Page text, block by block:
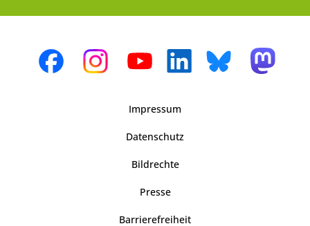
Impressum
Datenschutz
Bildrechte
Presse
Barrierefreiheit